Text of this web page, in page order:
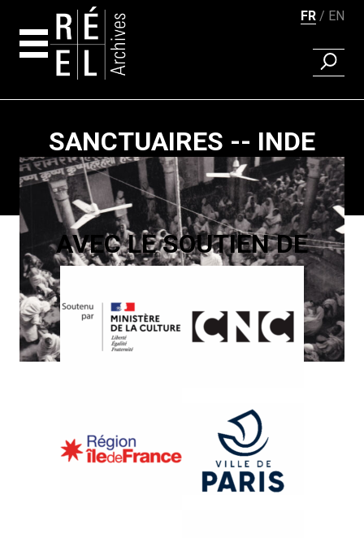
FR EN
SANCTUAIRES -- INDE
Pankaj Butalia
Pagination
AVEC LE SOUTIEN DE